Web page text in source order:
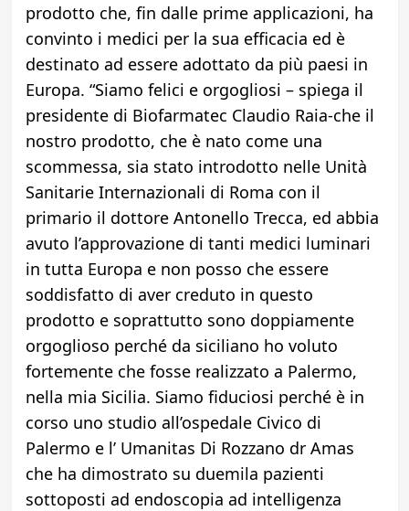
prodotto che, fin dalle prime applicazioni, ha
convinto i medici per la sua efficacia ed è
destinato ad essere adottato da più paesi in
Europa. “Siamo felici e orgogliosi – spiega il
presidente di Biofarmatec Claudio Raia-che il
nostro prodotto, che è nato come una
scommessa, sia stato introdotto nelle Unità
Sanitarie Internazionali di Roma con il
primario il dottore Antonello Trecca, ed abbia
avuto l’approvazione di tanti medici luminari
in tutta Europa e non posso che essere
soddisfatto di aver creduto in questo
prodotto e soprattutto sono doppiamente
orgoglioso perché da siciliano ho voluto
fortemente che fosse realizzato a Palermo,
nella mia Sicilia. Siamo fiduciosi perché è in
corso uno studio all’ospedale Civico di
Palermo e l’ Umanitas Di Rozzano dr Amas
che ha dimostrato su duemila pazienti
sottoposti ad endoscopia ad intelligenza